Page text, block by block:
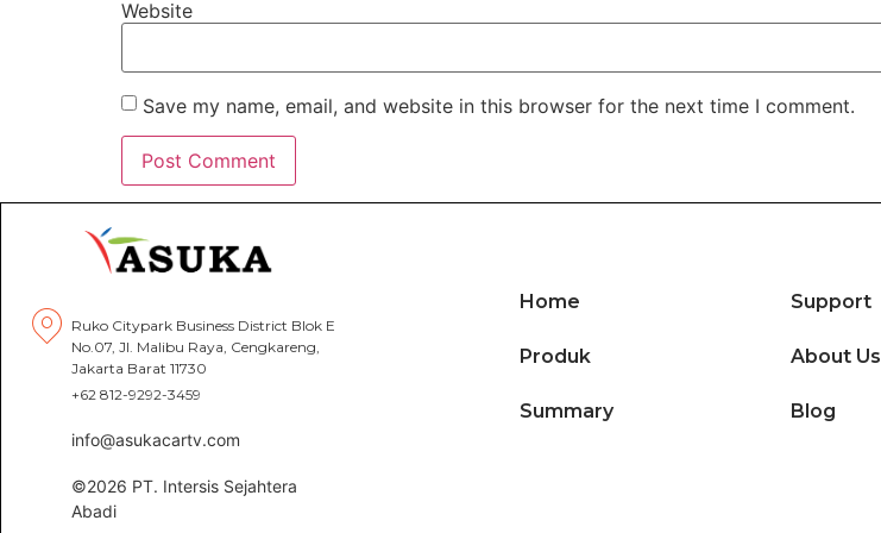
Website
Save my name, email, and website in this browser for the next time I comment.
Ruko Citypark Business District Blok E
No.07, Jl. Malibu Raya, Cengkareng,
Jakarta Barat 11730
+62 812-9292-3459
info@asukacartv.com
©2026 PT. Intersis Sejahtera
Abadi
Home
Produk
Summary
Support
About Us
Blog